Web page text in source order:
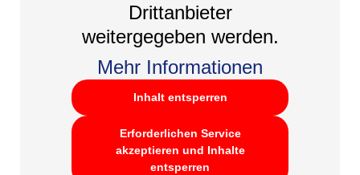
Drittanbieter
weitergegeben werden.
Mehr Informationen
Inhalt entsperren
Erforderlichen Service
akzeptieren und Inhalte
entsperren